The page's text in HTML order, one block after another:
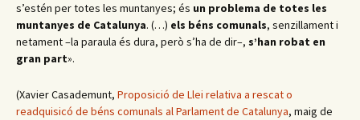
s’estén per totes les muntanyes; és un problema de totes les
muntanyes de Catalunya. (…) els béns comunals, senzillament i
netament –la paraula és dura, però s’ha de dir–, s’han robat en
gran part».
(Xavier Casademunt, Proposició de Llei relativa a rescat o
readquisicó de béns comunals al Parlament de Catalunya, maig de